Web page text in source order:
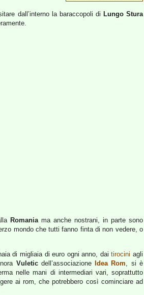
dall’interno la baraccopoli di Lungo Stura
Romaniama anche nostrani, in parte sono
mondo che tutti fanno finta di non vedere, o
di migliaia di euro ogni anno, daitirocini agli
Vuleticdell’associazione Idea Rom, si è
nelle mani di intermediari vari, soprattutto
ai rom, che potrebbero così cominciare ad